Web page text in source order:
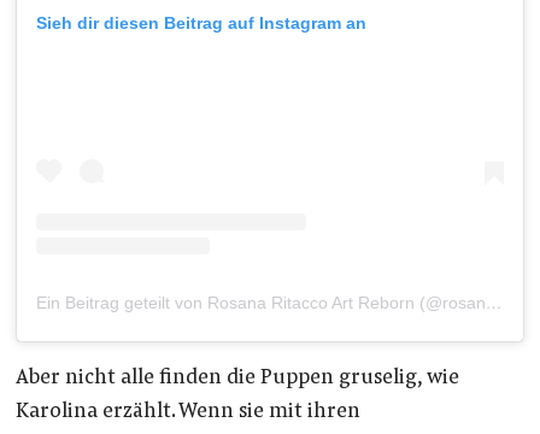
Sieh dir diesen Beitrag auf Instagram an
Ein Beitrag geteilt von Rosana Ritacco Art Reborn (@rosanaritaccoartreborn)
Aber nicht alle finden die Puppen gruselig, wie
Karolina erzählt. Wenn sie mit ihren